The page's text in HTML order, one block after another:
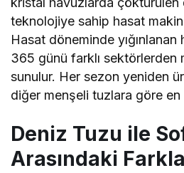
teknolojiye sahip hasat
Hasat döneminde yığınlanan
365 günü farklı sektörlerden
sunulur. Her sezon yeniden
diğer menşeli tuzlara göre
Deniz Tuzu ile
Arasındaki